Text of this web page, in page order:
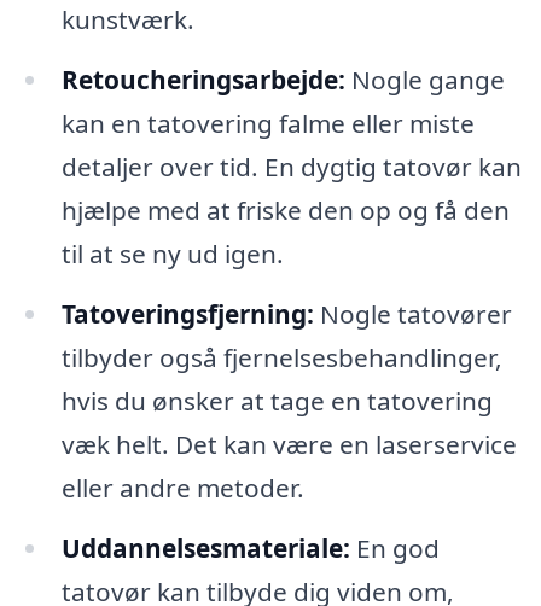
kunstværk.
Retoucheringsarbejde: Nogle gange
kan en tatovering falme eller miste
detaljer over tid. En dygtig tatovør kan
hjælpe med at friske den op og få den
til at se ny ud igen.
Tatoveringsfjerning: Nogle tatovører
tilbyder også fjernelsesbehandlinger,
hvis du ønsker at tage en tatovering
væk helt. Det kan være en laserservice
eller andre metoder.
Uddannelsesmateriale: En god
tatovør kan tilbyde dig viden om,